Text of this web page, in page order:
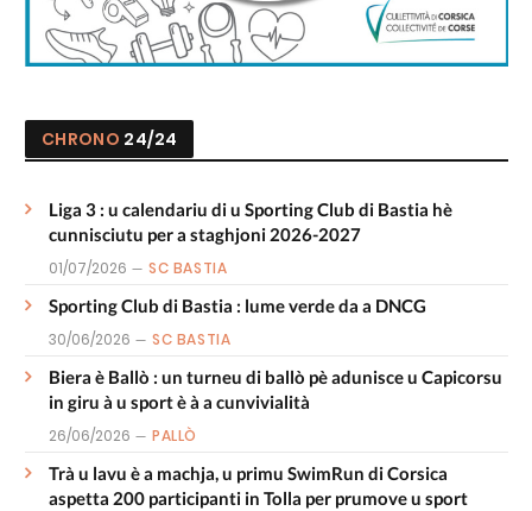
CHRONO 24/24
Liga 3 : u calendariu di u Sporting Club di Bastia hè
cunnisciutu per a staghjoni 2026-2027
01/07/2026 SC BASTIA
Sporting Club di Bastia : lume verde da a DNCG
30/06/2026 SC BASTIA
Biera è Ballò : un turneu di ballò pè adunisce u Capicorsu
in giru à u sport è à a cunvivialità
26/06/2026 PALLÒ
Trà u lavu è a machja, u primu SwimRun di Corsica
aspetta 200 participanti in Tolla per prumove u sport